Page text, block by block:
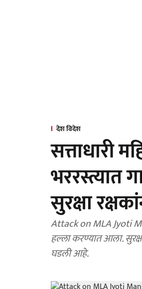
देश विदेश
सत्ताधारी
भररस्त्यात
सुरक्षा
Attack on MLA Jyoti
हल्ला करण्यात आला.
घडली आहे.